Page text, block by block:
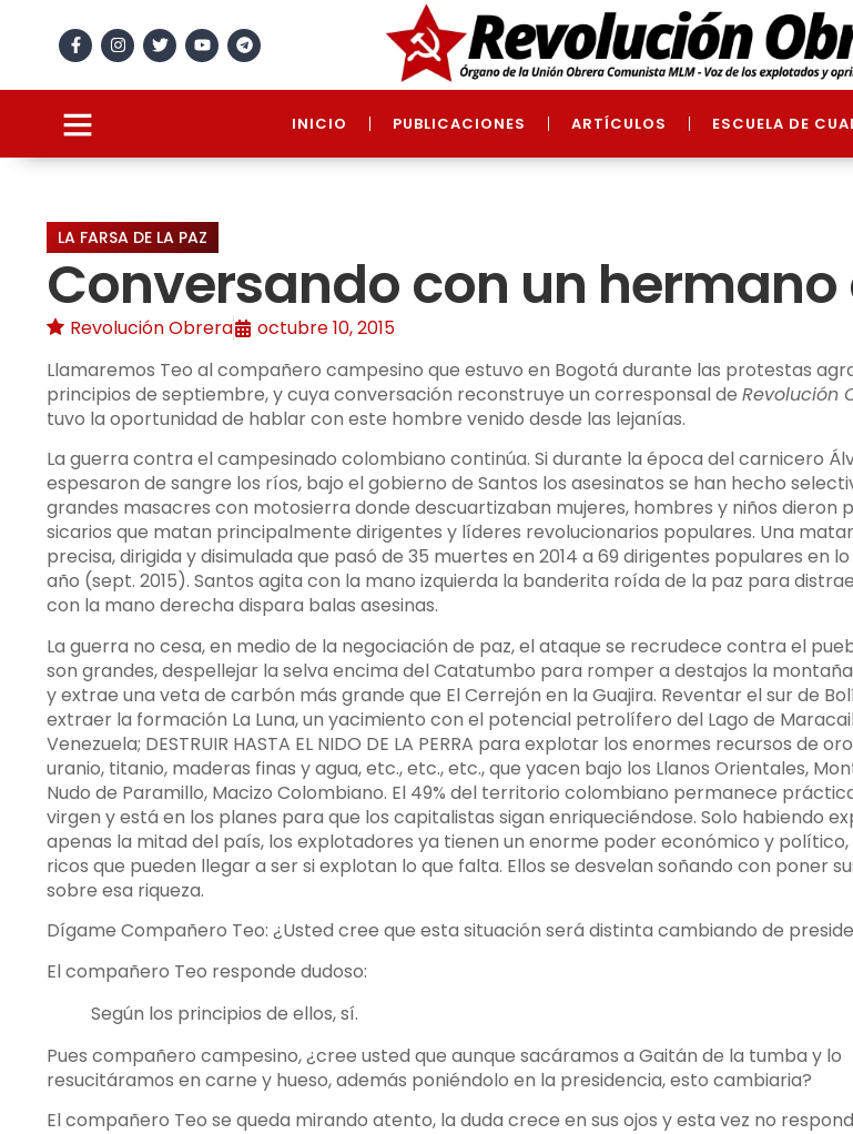
INICIO PUBLICACIONES ARTÍCULOS ESCUELA DE
LA FARSA DE LA PAZ
Conversando con un
Revolución Obrera
octubre 10, 2015
Llamaremos Teo al compañero campesino que estuvo en Bogotá durante las protestas
principios de septiembre, y cuya conversación reconstruye un corresponsal de Revolución
tuvo la oportunidad de hablar con este hombre venido desde las lejanías.
La guerra contra el campesinado colombiano continúa. Si durante la época del carnicero
espesaron de sangre los ríos, bajo el gobierno de Santos los asesinatos se han hecho
grandes masacres con motosierra donde descuartizaban mujeres, hombres y niños dieron
sicarios que matan principalmente dirigentes y líderes revolucionarios populares. Una
precisa, dirigida y disimulada que pasó de 35 muertes en 2014 a 69 dirigentes populares en
año (sept. 2015). Santos agita con la mano izquierda la banderita roída de la paz para
con la mano derecha dispara balas asesinas.
La guerra no cesa, en medio de la negociación de paz, el ataque se recrudece contra el
son grandes, despellejar la selva encima del Catatumbo para romper a destajos la
y extrae una veta de carbón más grande que El Cerrejón en la Guajira. Reventar el sur de
extraer la formación La Luna, un yacimiento con el potencial petrolífero del Lago de
Venezuela; DESTRUIR HASTA EL NIDO DE LA PERRA para explotar los enormes recursos de
uranio, titanio, maderas finas y agua, etc., etc., etc., que yacen bajo los Llanos Orientales,
Nudo de Paramillo, Macizo Colombiano. El 49% del territorio colombiano permanece
virgen y está en los planes para que los capitalistas sigan enriqueciéndose. Solo habiendo
apenas la mitad del país, los explotadores ya tienen un enorme poder económico y
ricos que pueden llegar a ser si explotan lo que falta. Ellos se desvelan soñando con poner
sobre esa riqueza.
Dígame Compañero Teo: ¿Usted cree que esta situación será distinta cambiando de
El compañero Teo responde dudoso:
Según los principios de ellos, sí.
Pues compañero campesino, ¿cree usted que aunque sacáramos a Gaitán de la tumba y lo
resucitáramos en carne y hueso, además poniéndolo en la presidencia, esto cambiaria?
El compañero Teo se queda mirando atento, la duda crece en sus ojos y esta vez no